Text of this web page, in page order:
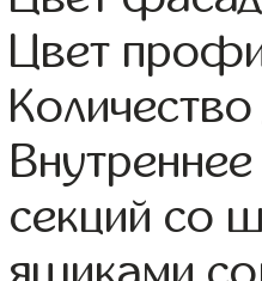
Цвет
секций со